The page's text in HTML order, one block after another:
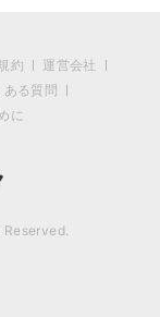
約
運営会社
ある質問
に